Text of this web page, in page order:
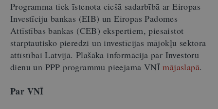
Programma tiek īstenota ciešā sadarbībā ar Eiropas
Investīciju bankas (EIB) un Eiropas Padomes
Attīstības bankas (CEB) ekspertiem, piesaistot
starptautisko pieredzi un investīcijas mājokļu sektora
attīstībai Latvijā. Plašāka informācija par Investoru
dienu un PPP programmu pieejama VNĪmājaslapā.
Par VNĪ